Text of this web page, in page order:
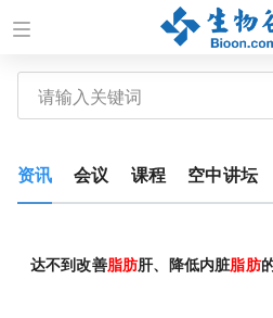
资讯 会议 课程 空中讲坛
达不到改善脂肪肝、降低内脏脂肪